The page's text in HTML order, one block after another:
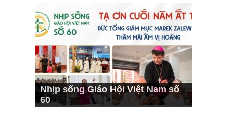
Nhịp sống Giáo Hội Việt Nam số
60